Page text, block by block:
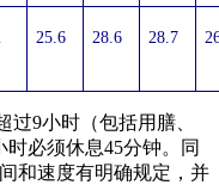
25.6 28.6 28.7
9小时（包括用膳、
必须休息45分钟。同
和速度有明确规定，并